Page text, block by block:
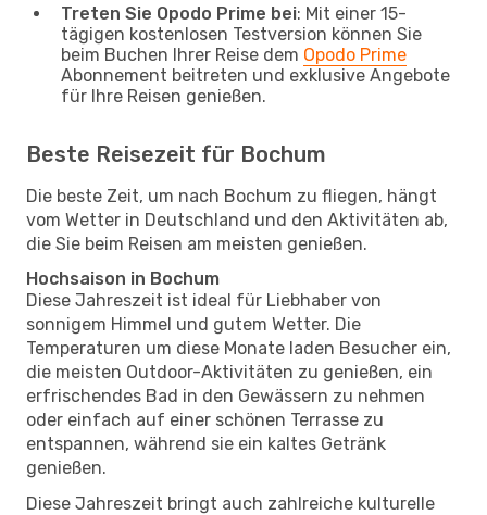
Treten Sie Opodo Prime bei: Mit einer 15-
tägigen kostenlosen Testversion können Sie
beim Buchen Ihrer Reise dem Opodo Prime
Abonnement beitreten und exklusive Angebote
für Ihre Reisen genießen.
Beste Reisezeit für Bochum
Die beste Zeit, um nach Bochum zu fliegen, hängt
vom Wetter in Deutschland und den Aktivitäten ab,
die Sie beim Reisen am meisten genießen.
Hochsaison in Bochum
Diese Jahreszeit ist ideal für Liebhaber von
sonnigem Himmel und gutem Wetter. Die
Temperaturen um diese Monate laden Besucher ein,
die meisten Outdoor-Aktivitäten zu genießen, ein
erfrischendes Bad in den Gewässern zu nehmen
oder einfach auf einer schönen Terrasse zu
entspannen, während sie ein kaltes Getränk
genießen.
Diese Jahreszeit bringt auch zahlreiche kulturelle